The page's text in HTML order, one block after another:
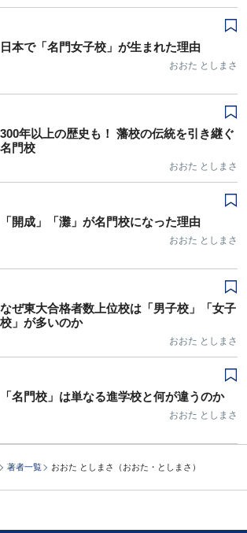
日本で「名門女子校」が生まれた理由
おおた としまさ
300年以上の歴史も！ 藩校の伝統を引き継ぐ
名門校
おおた としまさ
「開成」「灘」が名門校になった理由
おおた としまさ
なぜ東大合格者数上位校は「男子校」「女子
校」が多いのか
おおた としまさ
「名門校」は単なる進学校と何が違うのか
おおた としまさ
著者一覧 おおた としまさ（おおた・としまさ）